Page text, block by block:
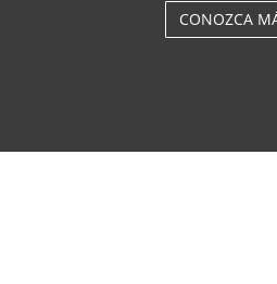
CONOZCA